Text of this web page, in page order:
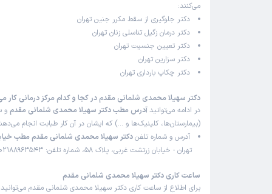
می‌کنند:
دکتر جلوگیری از سقط مکرر جنین تهران
دکتر درمان زگیل تناسلی زنان تهران
دکتر تعیین جنسیت تهران
دکتر سزارین تهران
دکتر چکاپ بارداری تهران
دکتر سهیلا محمدی شلمانی مقدم در کجا و کدام مرکز درمانی کار
در ادامه می‌توانید آدرس مطب دکتر سهیلا محمدی شلمانی مقدم و
(بیمارستان‌ها، کلینیک‌ها و …) که ایشان در آن کار طبابت انجام
آدرس و شماره تلفندکتر سهیلا محمدی شلمانی مقدم مطب
تهران - خیابان زرتشت غربی، پلاک 58، شماره تلفن: 02188963543
ساعت کاری دکتر سهیلا محمدی شلمانی مقدم
برای اطلاع از ساعت کاری دکتر سهیلا محمدی شلمانی مقدم